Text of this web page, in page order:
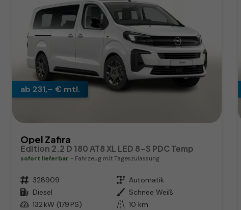
ab 231,– € mtl.
Opel Zafira
Edition 2.2 D 180 AT8 XL LED 8-S PDC Temp
sofort lieferbar Fahrzeug mit Tageszulassung
Fahrzeugnr. 328909 Getriebe Automatik
Kraftstoff Diesel Außenfarbe Schnee Weiß
Leistung 132 kW (179 PS) Kilometerstand 10 km